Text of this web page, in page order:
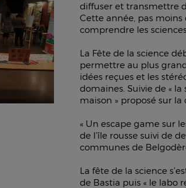
diffuser et transmettre
Cette année, pas
comprendre les
La Fête de la science
permettre au plus
idées reçues et les
domaines. Suivie de «
maison » proposé sur
« Un escape game sur
de l’île rousse suivi de
communes de
La fête de la science
de Bastia puis « le labo